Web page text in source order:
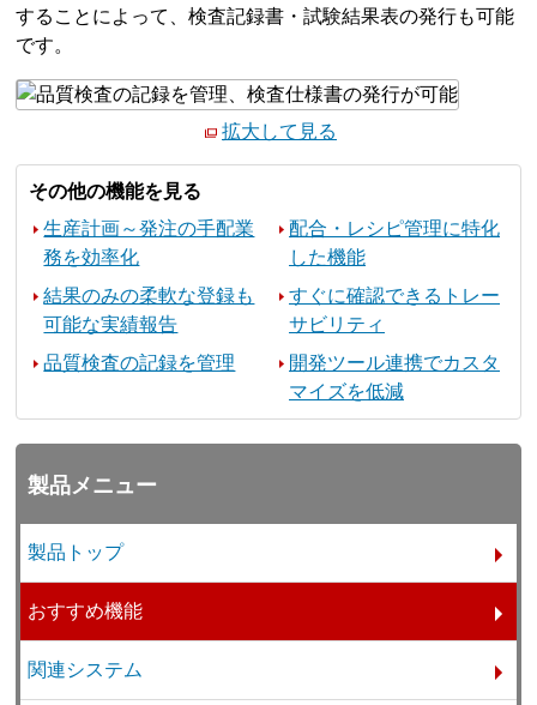
することによって、検査記録書・試験結果表の発行も可能
です。
拡大して見る
その他の機能を見る
生産計画～発注の手配業
務を効率化
配合・レシピ管理に特化
した機能
結果のみの柔軟な登録も
可能な実績報告
すぐに確認できるトレー
サビリティ
品質検査の記録を管理
開発ツール連携でカスタ
マイズを低減
製品メニュー
製品トップ
おすすめ機能
関連システム